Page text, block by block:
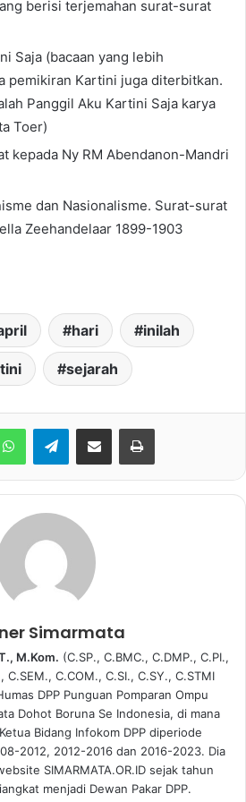
berisi terjemahan surat-surat
Saja (bacaan yang lebih
pemikiran Kartini juga diterbitkan.
Panggil Aku Kartini Saja karya
Toer)
kepada Ny RM Abendanon-Mandri
dan Nasionalisme. Surat-surat
Zeehandelaar 1899-1903
hari inilah
sejarah
Telegram
Simarmata
M.Kom. (C.SP., C.BMC., C.DMP., C.PI.,
C.SEM., C.COM., C.SI., C.SY., C.STMI
DPP Punguan Pomparan Ompu
Dohot Boruna Se Indonesia, di mana
Bidang Infokom DPP diperiode
2012, 2012-2016 dan 2016-2023. Dia
SIMARMATA.OR.ID sejak tahun
menjadi Dewan Pakar DPP.